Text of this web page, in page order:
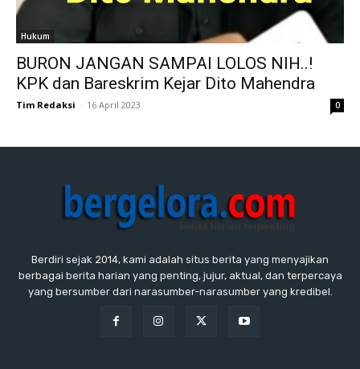
Hukum
BURON JANGAN SAMPAI LOLOS NIH..!
KPK dan Bareskrim Kejar Dito Mahendra
Tim Redaksi - 16 April 2023 0
Berdiri sejak 2014, kami adalah situs berita yang menyajikan
berbagai berita harian yang penting, jujur, aktual, dan terpercaya
yang bersumber dari narasumber-narasumber yang kredibel.